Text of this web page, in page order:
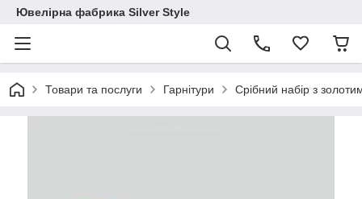
Ювелірна фабрика Silver Style
Товари та послуги Гарнітури Срібний набір з